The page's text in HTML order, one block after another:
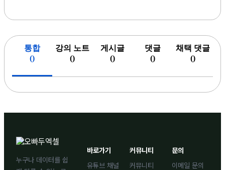
통합
()
강의 노트
()
게시글
()
댓글
()
채택 댓글
()
누구나 데이터를 쉽
바로가기
유튜브 채널
커뮤니티
커뮤니티
문의
이메일 문의